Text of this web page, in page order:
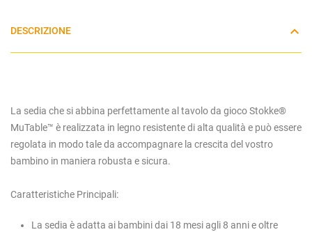
DESCRIZIONE
La sedia che si abbina perfettamente al tavolo da gioco Stokke®
MuTable™ è realizzata in legno resistente di alta qualità e può essere
regolata in modo tale da accompagnare la crescita del vostro
bambino in maniera robusta e sicura.
Caratteristiche Principali:
La sedia è adatta ai bambini dai 18 mesi agli 8 anni e oltre